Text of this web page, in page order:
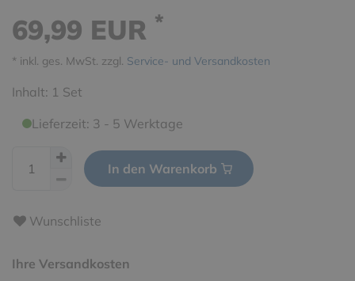
69,99 EUR *
* inkl. ges. MwSt. zzgl. Service- und Versandkosten
Inhalt: 1 Set
Lieferzeit: 3 - 5 Werktage
In den Warenkorb
Wunschliste
Ihre Versandkosten